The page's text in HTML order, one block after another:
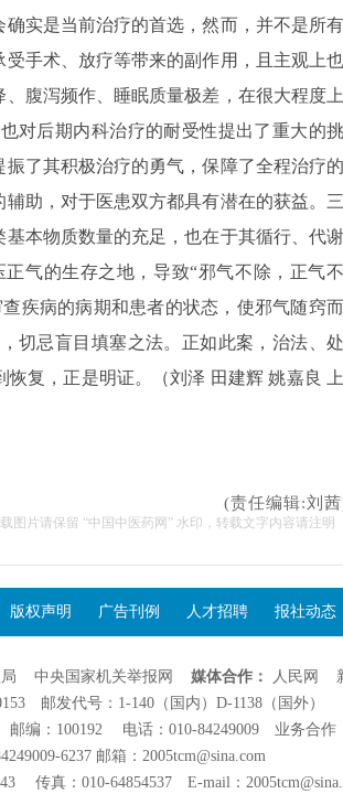
实是当前治疗的首选，然而，并不是所有
手术、放疗等带来的副作用，且主观上也
腹泻频作、睡眠质量极差，在很大程度上
对后期内科治疗的耐受性提出了重大的挑
了其积极治疗的勇气，保障了全程治疗的
助，对于医患双方都具有潜在的获益。三
本物质数量的充足，也在于其循行、代谢
气的生存之地，导致“邪气不除，正气不
疾病的病期和患者的状态，使邪气随窍而
切忌盲目填塞之法。正如此案，治法、处
复，正是明证。（刘泽 田建辉 姚嘉良 上
(责任编辑:刘
图片请保留 “中国中医药网” 水印，转载文字内容请注明
版权声明 广告刊例 人才招聘 报社动态
中央国家机关举报网 媒体合作： 人民网
邮发代号：1-140（国内）D-1138（国外）
编：100192 电话：010-84249009 业务合作
6237 邮箱：2005tcm@sina.com
传真：010-64854537 E-mail：